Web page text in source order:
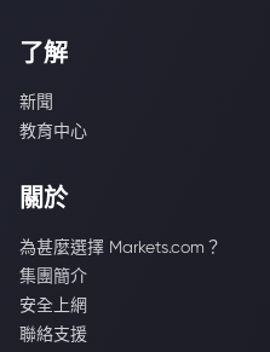
了解
新聞
教育中心
關於
為甚麼選擇 Markets.com？
集團簡介
安全上網
聯絡支援